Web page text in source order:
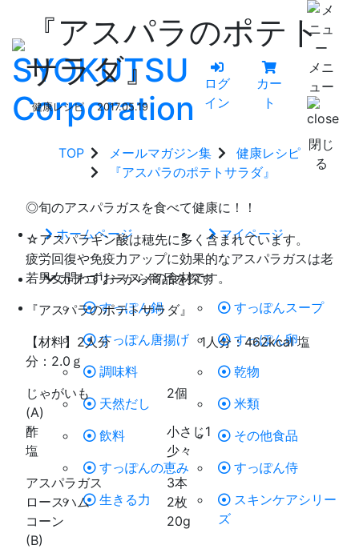
ログ
イン
カー
ト
メニ
ュー
閉じ
る
ホームページ マイページ
カテゴリーから商品を探す
すっぽん鍋
すっぽんスープ
すっぽん唐揚げ
すっぽん卵
調味料
乾物
天然だし
米類
飲料
その他食品
すっぽんの恵み
すっぽん侍
生きる力
スキンケアシリー
ズ
『アスパラのポテト
サラダ』
健康レシピ 2017.05.19
TOP メールマガジン集
健康レシピ
『アスパラのポテトサラダ』
◎旬のアスパラガスを食べて健康に！！
☆アスパラギン酸は穂先に多く含まれています。
疲労回復や免疫力アップに効果的なアスパラガスは老
若男女問わずおススメの食材です。
『アスパラのポテトサラダ』
【材料】2人分 1人分：462kcal 塩
分：2.0ｇ
じゃがいも 2個
(A)
酢 小さじ1
塩 少々
アスパラガス 3本
ロースハム 2枚
コーン 20g
(B)